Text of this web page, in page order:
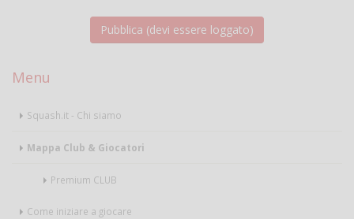
Menu
Squash.it - Chi siamo
Mappa Club & Giocatori
Premium CLUB
Come iniziare a giocare